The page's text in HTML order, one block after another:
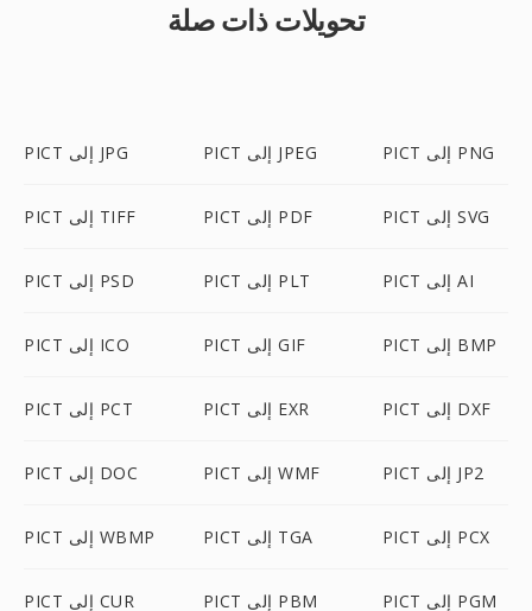
تحويلات ذات صلة
PICT إلى JPG PICT إلى JPEG PICT إلى PNG
PICT إلى TIFF PICT إلى PDF PICT إلى SVG
PICT إلى PSD PICT إلى PLT PICT إلى AI
PICT إلى ICO PICT إلى GIF PICT إلى BMP
PICT إلى PCT PICT إلى EXR PICT إلى DXF
PICT إلى DOC PICT إلى WMF PICT إلى JP2
PICT إلى WBMP PICT إلى TGA PICT إلى PCX
PICT إلى CUR PICT إلى PBM PICT إلى PGM